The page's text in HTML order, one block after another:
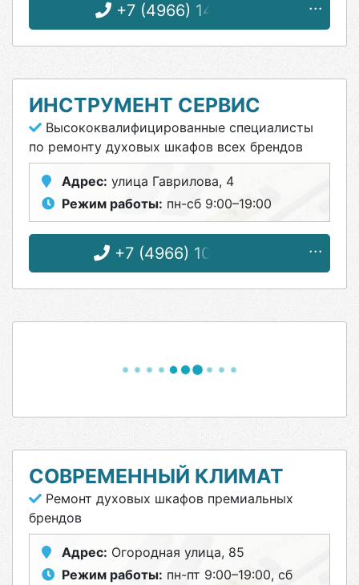
+7 (4966) 14-14-86
ИНСТРУМЕНТ СЕРВИС
Высококвалифицированные специалисты
по ремонту духовых шкафов всех брендов
Адрес: улица Гаврилова, 4
Режим работы: пн-сб 9:00–19:00
+7 (4966) 10-09-08
СОВРЕМЕННЫЙ КЛИМАТ
Ремонт духовых шкафов премиальных
брендов
Адрес: Огородная улица, 85
Режим работы: пн-пт 9:00–19:00, сб